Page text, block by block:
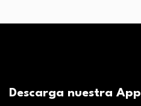
Descarga nuestra App